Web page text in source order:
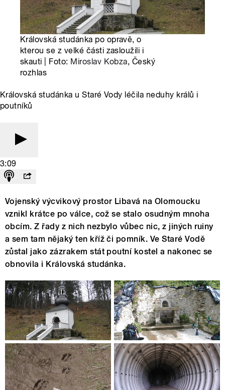
Královská studánka po opravě, o
kterou se z velké části zasloužili i
skauti | Foto: Miroslav Kobza, Český
rozhlas
Královská studánka u Staré Vody léčila neduhy králů i
poutníků
3:09
Vojenský výcvikový prostor Libavá na Olomoucku
vznikl krátce po válce, což se stalo osudným mnoha
obcím. Z řady z nich nezbylo vůbec nic, z jiných ruiny
a sem tam nějaký ten kříž či pomník. Ve Staré Vodě
zůstal jako zázrakem stát poutní kostel a nakonec se
obnovila i Královská studánka.